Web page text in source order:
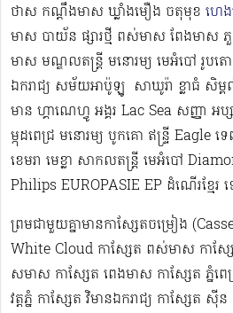
ថាស កណ្ដឹងមាស ឃ្លាំងមឿង ចតុមុខ ហេ
មាស បាយ័ន ផ្សារថ្មី ពស់មាស ពែងមាស ភួងម្
មាស មណ្ឌលតន្រ្តី មនោរម្យ មេអំបៅ រូបតោ
ឯករាជ្យ សម័យអាប៉ូឡូ ​​​ សាឃូរ៉ា ខ្លាធំ សិ
មាន ហ្គាណេហ្វូ​ អង្គរ Lac Sea សញ្ញា
ម្កុដពេជ្រ មនោរម្យ បូកគោ ឥន្ទ្រី Eagle ទ
ខេមរា មេខ្លា សាកលតន្ត្រី មេអំបៅ
Philips EUROPASIE EP ដំណើរខ្មែរ​
ព្រមជាមួយគ្នាមានកាសែ្សតចម្រៀង
White Cloud កាស្សែត ពស់មាស កាស្សែ
សមាស កាស្សែត ពេងមាស កាស្សែត ភ្នំពេជ្
វត្តភ្នំ កាស្សែត វិមានឯករាជ្យ កាស្សែត